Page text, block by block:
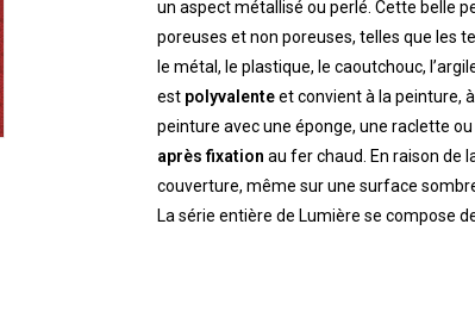
un aspect métallisé ou perlé. Cette belle
poreuses et non poreuses, telles que les
le métal, le plastique, le caoutchouc,
est polyvalenteet convient à la peinture,
peinture avec une éponge, une raclette
après fixation au fer chaud. En raison
couverture, même sur une surface
La série entière de Lumière se compose